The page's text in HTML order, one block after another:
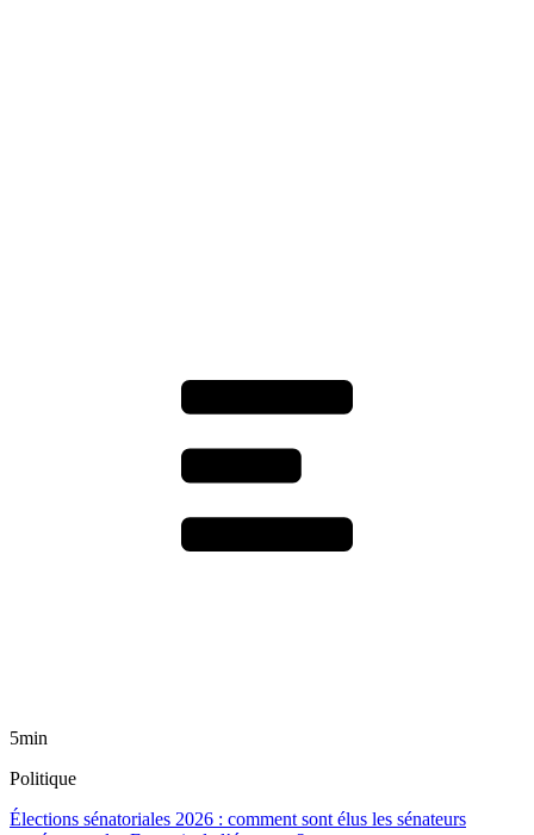
5min
Politique
Élections sénatoriales 2026 : comment sont élus les sénateurs